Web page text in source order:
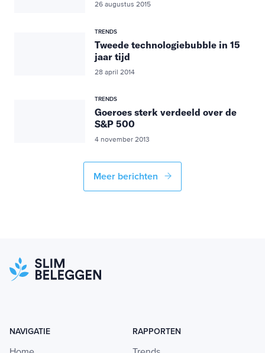
26 augustus 2015
TRENDS
Tweede technologiebubble in 15
jaar tijd
28 april 2014
TRENDS
Goeroes sterk verdeeld over de
S&P 500
4 november 2013
Meer berichten
NAVIGATIE RAPPORTEN